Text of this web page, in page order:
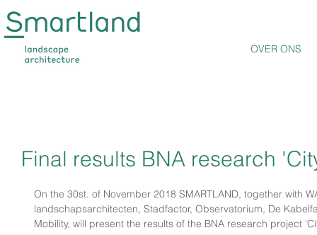
OVER ONS
Final results BNA research
On the 30st. of November 2018 SMARTLAND, together with
landschapsarchitecten, Stadfactor, Observatorium, De
Mobility, will present the results of the BNA research project